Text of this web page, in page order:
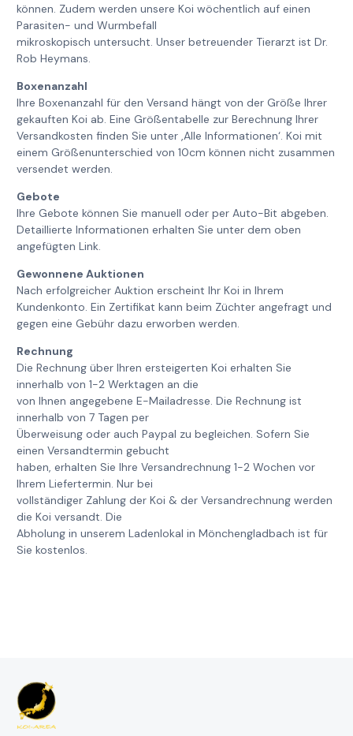
können. Zudem werden unsere Koi wöchentlich auf einen
Parasiten- und Wurmbefall
mikroskopisch untersucht. Unser betreuender Tierarzt ist Dr.
Rob Heymans.
Boxenanzahl
Ihre Boxenanzahl für den Versand hängt von der Größe Ihrer
gekauften Koi ab. Eine Größentabelle zur Berechnung Ihrer
Versandkosten finden Sie unter ‚Alle Informationen‘. Koi mit
einem Größenunterschied von 10cm können nicht zusammen
versendet werden.
Gebote
Ihre Gebote können Sie manuell oder per Auto-Bit abgeben.
Detaillierte Informationen erhalten Sie unter dem oben
angefügten Link.
Gewonnene Auktionen
Nach erfolgreicher Auktion erscheint Ihr Koi in Ihrem
Kundenkonto. Ein Zertifikat kann beim Züchter angefragt und
gegen eine Gebühr dazu erworben werden.
Rechnung
Die Rechnung über Ihren ersteigerten Koi erhalten Sie
innerhalb von 1-2 Werktagen an die
von Ihnen angegebene E-Mailadresse. Die Rechnung ist
innerhalb von 7 Tagen per
Überweisung oder auch Paypal zu begleichen. Sofern Sie
einen Versandtermin gebucht
haben, erhalten Sie Ihre Versandrechnung 1-2 Wochen vor
Ihrem Liefertermin. Nur bei
vollständiger Zahlung der Koi & der Versandrechnung werden
die Koi versandt. Die
Abholung in unserem Ladenlokal in Mönchengladbach ist für
Sie kostenlos.